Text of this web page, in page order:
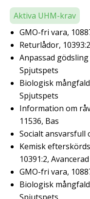
Aktiva UHM-krav
GMO-fri vara,
Returlådor,
Anpassad
Spjutspets
Biologisk
Spjutspets
Information om
11536, Bas
Socialt ansvarsfull
Kemisk
10391:2, Avancerad
GMO-fri vara,
Biologisk